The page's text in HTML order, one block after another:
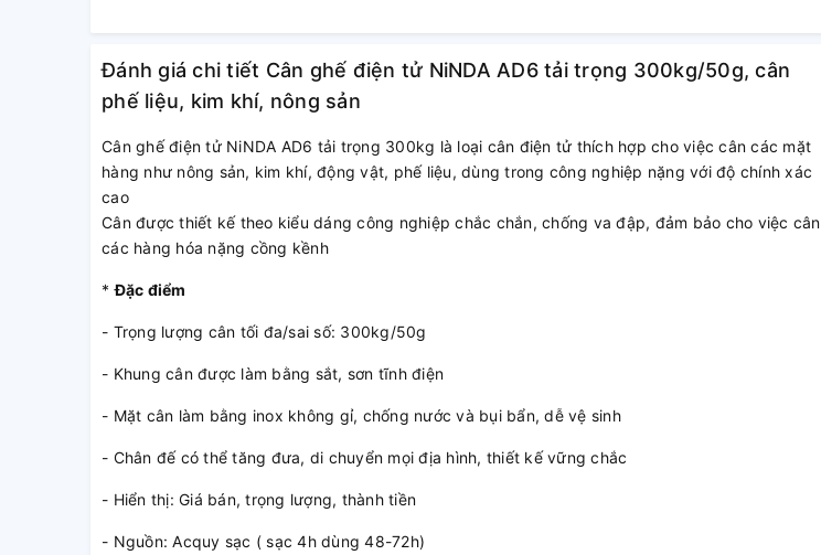
Đánh giá chi tiết Cân ghế điện tử NiNDA AD6 tải trọng 300kg/50g, cân
phế liệu, kim khí, nông sản
Cân ghế điện tử NiNDA AD6 tải trọng 300kg là loại cân điện tử thích hợp cho việc cân các mặt
hàng như nông sản, kim khí, động vật, phế liệu, dùng trong công nghiệp nặng với độ chính xác
cao
Cân được thiết kế theo kiểu dáng công nghiệp chắc chắn, chống va đập, đảm bảo cho việc cân
các hàng hóa nặng cồng kềnh
*Đặc điểm
- Trọng lượng cân tối đa/sai số: 300kg/50g
- Khung cân được làm bằng sắt, sơn tĩnh điện
- Mặt cân làm bằng inox không gỉ, chống nước và bụi bẩn, dễ vệ sinh
- Chân đế có thể tăng đưa, di chuyển mọi địa hình, thiết kế vững chắc
- Hiển thị: Giá bán, trọng lượng, thành tiền
- Nguồn: Acquy sạc ( sạc 4h dùng 48-72h)